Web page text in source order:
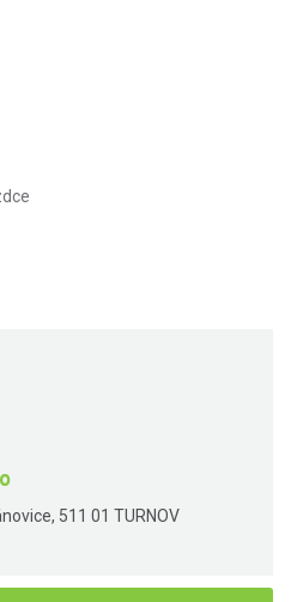
511 01 TURNOV